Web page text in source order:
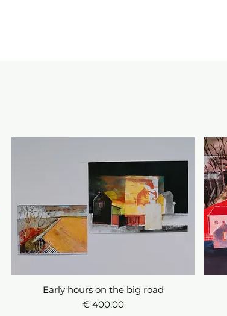
Snel overzicht
Early hours on the big road
Prijs
€ 400,00